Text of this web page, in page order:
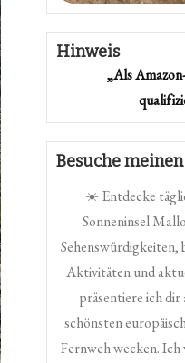
Hinweis
„Als
Besuche
☀️ Entdecke
Sonneninsel
Sehenswürdigkeiten,
Aktivitäten und
präsentiere ich
schönsten
Fernweh wecken.